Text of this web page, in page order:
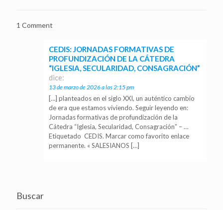
1 Comment
CEDIS: JORNADAS FORMATIVAS DE
PROFUNDIZACIÓN DE LA CÁTEDRA
“IGLESIA, SECULARIDAD, CONSAGRACIÓN”
dice:
13 de marzo de 2026 a las 2:15 pm
[…] planteados en el siglo XXI, un auténtico cambio
de era que estamos viviendo. Seguir leyendo en:
Jornadas formativas de profundización de la
Cátedra “Iglesia, Secularidad, Consagración” – …
Etiquetado CEDIS. Marcar como favorito enlace
permanente. « SALESIANOS […]
Buscar